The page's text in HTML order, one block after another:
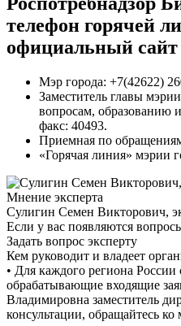
телефон горячей
официальный сайт
Мэр города: +7(42622)
Заместитель главы
вопросам, образованию
факс: 40493.
Приемная по
«Горячая линия» мэрии
Мнение эксперта
Сулигин Семен Викторович,
Если у вас появляются
Задать вопрос эксперту
Кем руководит и владеет
• Для каждого региона
обрабатывающие входящие
Владимировна заместитель
консультации, обращайтесь ко